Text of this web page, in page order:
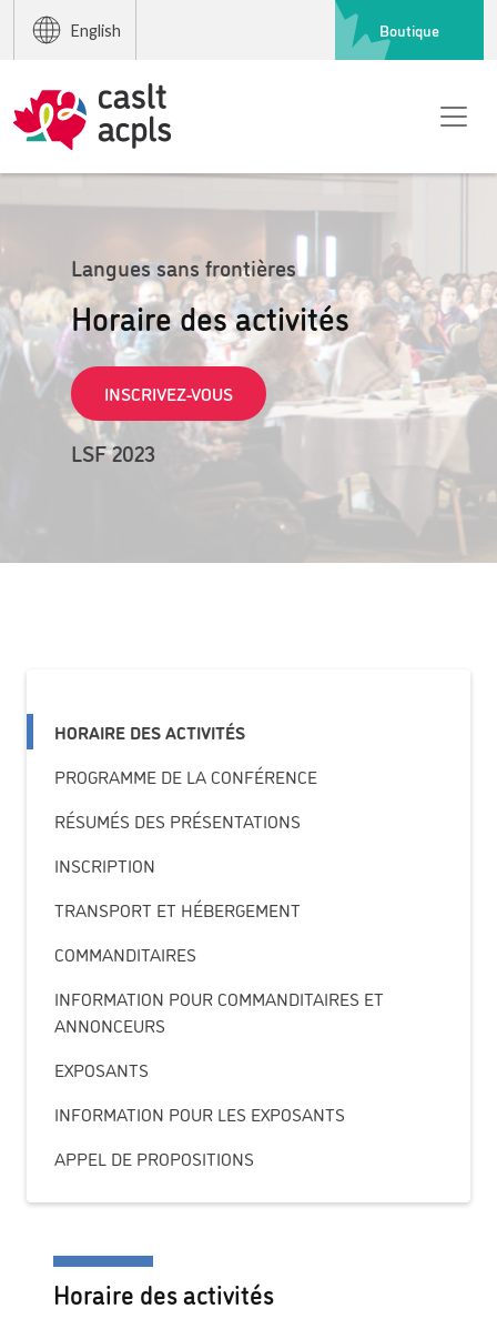
English Boutique
Langues sans frontières
Horaire des activités
INSCRIVEZ-VOUS
LSF 2023
HORAIRE DES ACTIVITÉS
PROGRAMME DE LA CONFÉRENCE
RÉSUMÉS DES PRÉSENTATIONS
INSCRIPTION
TRANSPORT ET HÉBERGEMENT
COMMANDITAIRES
INFORMATION POUR COMMANDITAIRES ET
ANNONCEURS
EXPOSANTS
INFORMATION POUR LES EXPOSANTS
APPEL DE PROPOSITIONS
Horaire des activités